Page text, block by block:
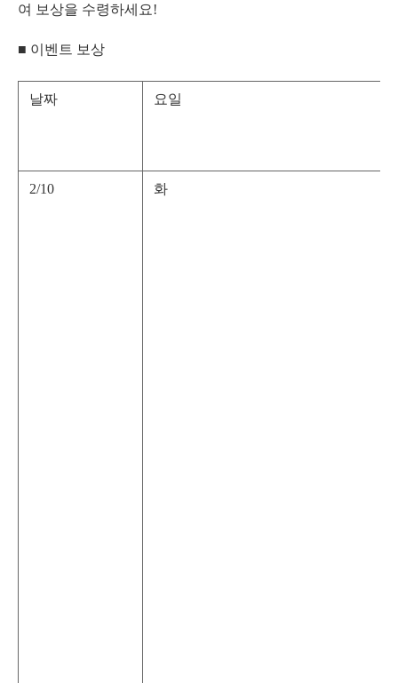
여 보상을 수령하세요!
■ 이벤트 보상
날짜 요일
2/10 화